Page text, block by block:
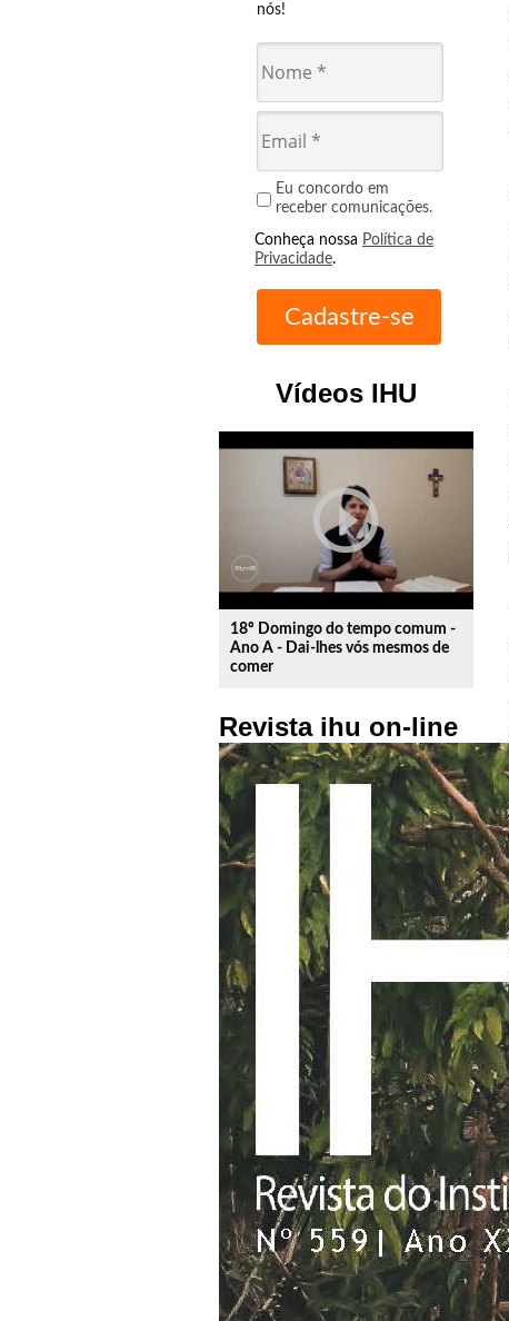
nós!
Eu concordo em
receber comunicações.
Conheça nossa Política de
Privacidade.
Vídeos IHU
play_circle_outline
18º Domingo do tempo comum -
Ano A - Dai-lhes vós mesmos de
comer
Revista ihu on-line